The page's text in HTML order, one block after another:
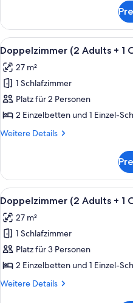
(1
Adult)
Alle
Fotos
für
Doppelzimmer
(2
Adults
+
anzeigen
3
Doppelzimmer (2 Adults + 1
27 m²
1 Schlafzimmer
Platz für 2 Personen
2 Einzelbetten und 1 Einzel-
Weitere Details
Weitere
(2
Adults
+
Child)
Alle
Fotos
für
Doppelzimmer
(2
Adults
+
3
Doppelzimmer (2 Adults + 1
27 m²
1 Schlafzimmer
Platz für 3 Personen
2 Einzelbetten und 1 Einzel-
Weitere Details
Weitere